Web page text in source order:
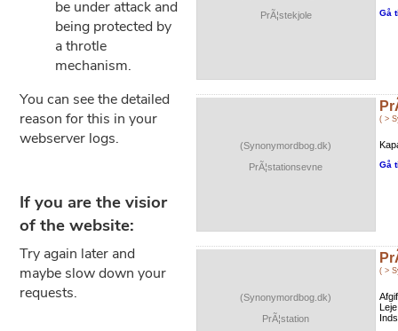
PrÃ¦stekjole
Gå
(Synonymordbog.dk)
PrÃ¦stationsevne
( >
Gå
(Synonymordbog.dk)
PrÃ¦station
( >